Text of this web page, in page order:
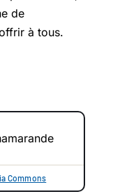
de
à tous.
Commons